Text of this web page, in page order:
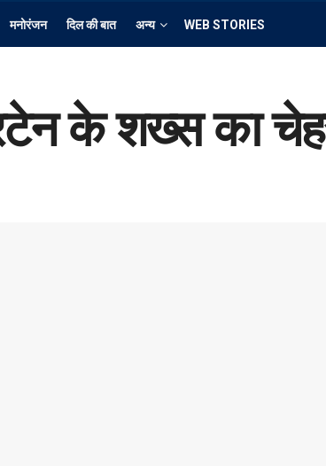
मनोरंजन दिल की बात अन्य WEB STORIES
के शख्स का